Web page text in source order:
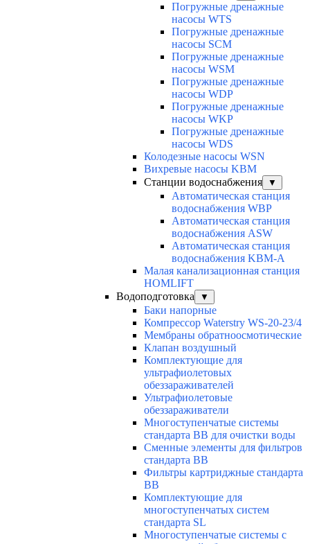
Погружные дренажные
насосы WTS
Погружные дренажные
насосы SCM
Погружные дренажные
насосы WSM
Погружные дренажные
насосы WDP
Погружные дренажные
насосы WKP
Погружные дренажные
насосы WDS
Колодезные насосы WSN
Вихревые насосы KBM
Станции водоснабжения
▼
Автоматическая станция
водоснабжения WBP
Автоматическая станция
водоснабжения ASW
Автоматическая станция
водоснабжения KBM-A
Малая канализационная станция
HOMLIFT
Водоподготовка
▼
Баки напорные
Компрессор Waterstry WS-20-23/4
Мембраны обратноосмотические
Клапан воздушный
Комплектующие для
ультрафиолетовых
обеззараживателей
Ультрафиолетовые
обеззараживатели
Многоступенчатые системы
стандарта BB для очистки воды
Сменные элементы для фильтров
стандарта BB
Фильтры картриджные стандарта
BB
Комплектующие для
многоступенчатых систем
стандарта SL
Многоступенчатые системы с